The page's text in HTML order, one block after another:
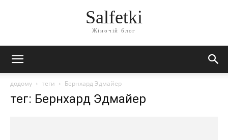
Salfetki
Жіночій блог
додому теги Бернхард Эдмайер
тег: Бернхард Эдмайер